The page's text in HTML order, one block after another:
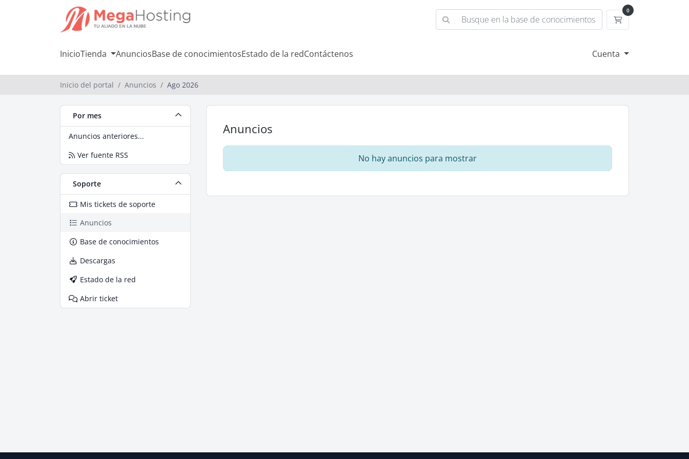
0
Carrito
InicioTienda AnunciosBase de conocimientosEstado de la redContáctenos Cuenta
Inicio del portal Anuncios Ago 2026
Por mes
Anuncios anteriores...
Ver fuente RSS
Soporte
Mis tickets de soporte
Anuncios
Base de conocimientos
Descargas
Estado de la red
Abrir ticket
Anuncios
No hay anuncios para mostrar